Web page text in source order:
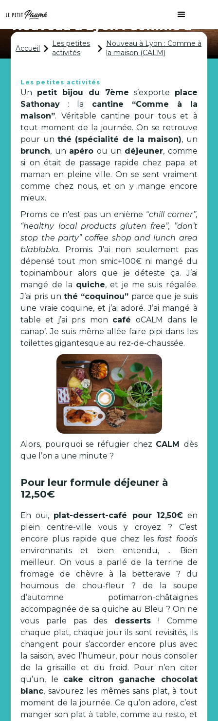
Nouveau à Lyon : Comme à
la maison (CALM)
Accueil
Les petites
activités
Nouveau à Lyon : Comme à
la maison (CALM)
Les petites activités
Un petit bijou du 7ème s’exporte place
Sathonay : la cantine “Comme à la
maison”. Véritable cantine pour tous et à
tout moment de la journée. On se retrouve
pour unthé (spécialité de la maison), un
brunch, un apéroou un déjeuner, comme
si on était de passage rapide chez papa et
maman en pleine ville. On se sent vraiment
comme chez nous, et on y mange encore
mieux.
Promis ce n’est pas un enième “chill corner”,
“healthy local products gluten free”, ”don’t
stop the party” coffee shop and lunch area
blablabla. Promis. J’ai non seulement pas
dépensé tout mon smic+100€ ni mangé du
topinambour alors que je déteste ça. J’ai
mangé de la quiche, et je me suis régalée.
J’ai pris un thé “coquinou” parce que je suis
une vraie coquine, et j’ai adoré. J’ai mangé à
table et j’ai pris mon café oCALM dans le
canap’. Je suis même allée faire pipi dans les
toilettes gigantesque au rez-de-chaussée.
Alors, pourquoi se réfugier chez CALM dès
que l’on a une minute ?
Pour leur formule déjeuner à
12,50€
Eh oui, plat-dessert-café pour 12,50€en
plein centre-ville vous y croyez ? C’est
encore plus rapide que chez lesfast foods
environnants et bien entendu, ... Bien
meilleur. On vous a parlé de la terrine de
fromage de chèvre à la betterave ? du
houmous de chou-fleur ? de la soupe
d’automne potimarron-châtaignes
accompagnée de sa quiche au Bleu ? On ne
vous parle pas des desserts! Comme
chaque plat, chaque jour ils sont revisités, ils
changent pour s’accorder encore plus avec
la saison, avec l’humeur, pour nous consoler
de la grisaille et du froid. Pour n’en citer
qu’un, le cake citron ganache chocolat
blanc, savourez les mêmes sans plat, à tout
moment de la journée. Ce qu’on adore, c’est
manger son plat à table, comme au resto, et